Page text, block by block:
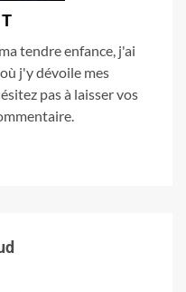
tendre enfance, j'ai
j'y dévoile mes
pas à laisser vos